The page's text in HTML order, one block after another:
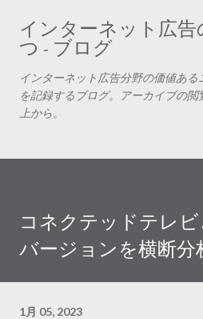
スキップしてメイン コ
インターネット広告
つ - ブログ
インターネット広告分野の価値ある
を記録するブログ。アーカイブの閲
上から。
コネクテッドテレ
バージョンを横断分
1月 05, 2023